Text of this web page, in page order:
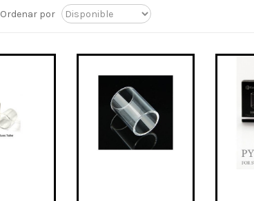
Ordenar por